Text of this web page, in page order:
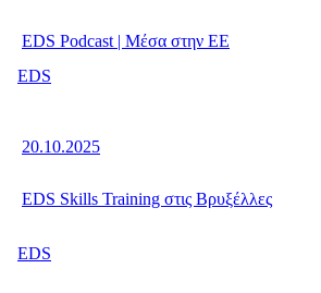
EDS Podcast | Μέσα στην ΕΕ
20.10.2025
EDS Skills Training στις Βρυξέλλες
EDS
EDS